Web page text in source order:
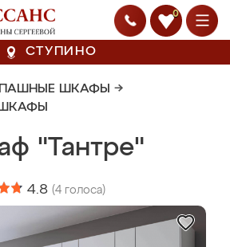
0
СТУПИНО
ШКАФЫ →
"Тантре"
4.8 (4 голоса)